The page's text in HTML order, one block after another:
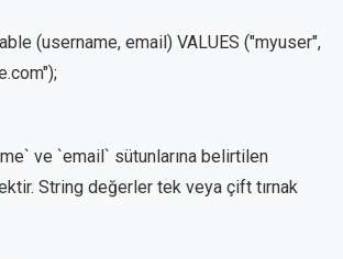
(username, email) VALUES ("myuser",
ve `email` sütunlarına belirtilen
String değerler tek veya çift tırnak